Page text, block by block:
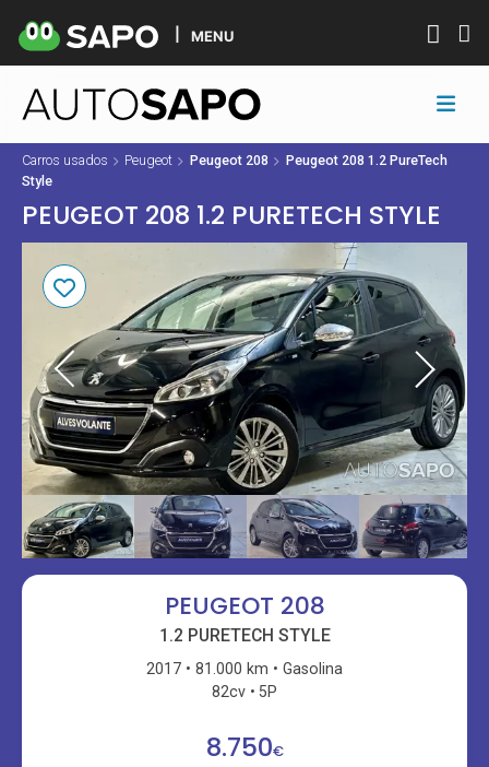
MENU
Carros usados Peugeot Peugeot 208
Peugeot 208 1.2 PureTech
Style
PEUGEOT 208 1.2 PURETECH STYLE
PEUGEOT 208
1.2 PURETECH STYLE
2017 81.000 km
Gasolina
82cv
5P
8.750€